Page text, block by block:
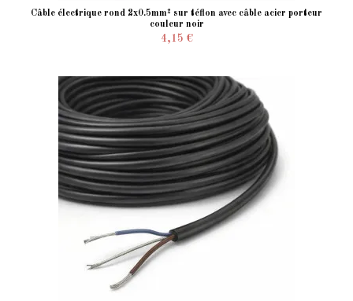
Câble électrique rond 2x0.5mm² sur téflon avec câble acier porteur
couleur noir
4,15 €